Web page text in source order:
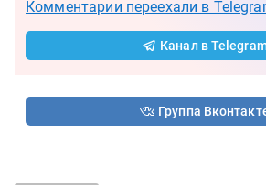
Комментарии переехали в
Канал в
Группа